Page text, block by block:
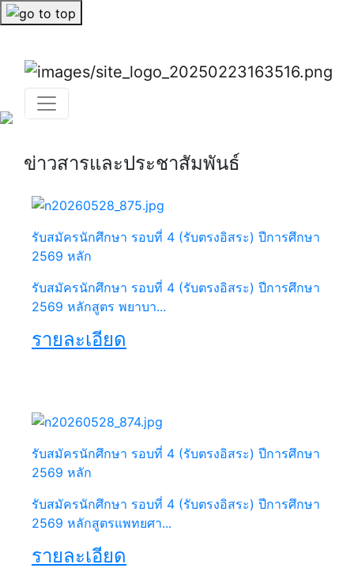
ข่าวสารและประชาสัมพันธ์
รับสมัครนักศึกษา รอบที่ 4 (รับตรงอิสระ) ปีการศึกษา
2569 หลัก
รับสมัครนักศึกษา รอบที่ 4 (รับตรงอิสระ) ปีการศึกษา
2569 หลักสูตร พยาบา...
รายละเอียด
รับสมัครนักศึกษา รอบที่ 4 (รับตรงอิสระ) ปีการศึกษา
2569 หลัก
รับสมัครนักศึกษา รอบที่ 4 (รับตรงอิสระ) ปีการศึกษา
2569 หลักสูตรแพทยศา...
รายละเอียด